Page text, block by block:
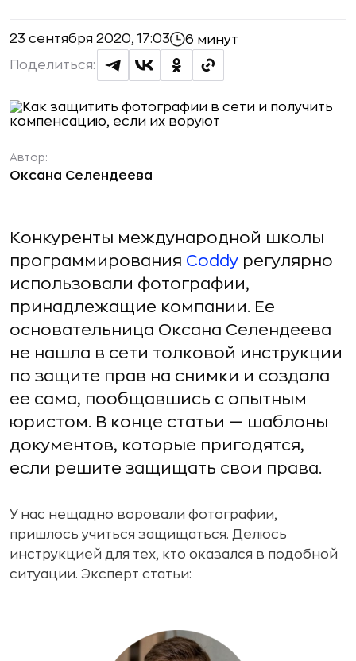
23 сентября 2020, 17:03 6 минут
Поделиться:
Автор:
Оксана Селендеева
Конкуренты международной школы
программирования Coddy регулярно
использовали фотографии,
принадлежащие компании. Ее
основательница Оксана Селендеева
не нашла в сети толковой инструкции
по защите прав на снимки и создала
ее сама, пообщавшись с опытным
юристом. В конце статьи — шаблоны
документов, которые пригодятся,
если решите защищать свои права.
У нас нещадно воровали фотографии,
пришлось учиться защищаться. Делюсь
инструкцией для тех, кто оказался в подобной
ситуации. Эксперт статьи: